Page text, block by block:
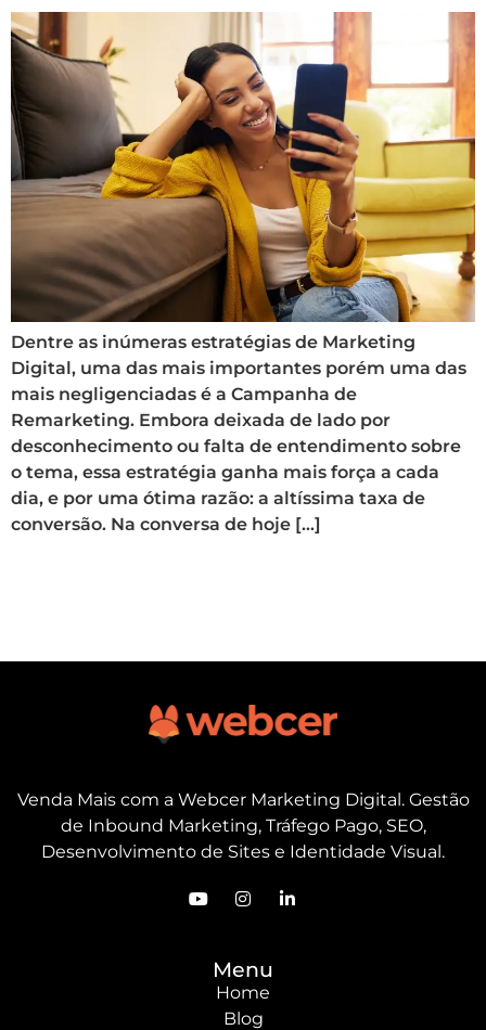
Dentre as inúmeras estratégias de Marketing
Digital, uma das mais importantes porém uma das
mais negligenciadas é a Campanha de
Remarketing. Embora deixada de lado por
desconhecimento ou falta de entendimento sobre
o tema, essa estratégia ganha mais força a cada
dia, e por uma ótima razão: a altíssima taxa de
conversão. Na conversa de hoje […]
Venda Mais com a Webcer Marketing Digital. Gestão
de Inbound Marketing, Tráfego Pago, SEO,
Desenvolvimento de Sites e Identidade Visual.
Menu
Home
Blog